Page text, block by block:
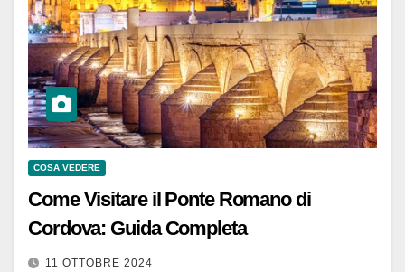
COSA VEDERE
Come Visitare il Ponte Romano di
Cordova: Guida Completa
11 OTTOBRE 2024